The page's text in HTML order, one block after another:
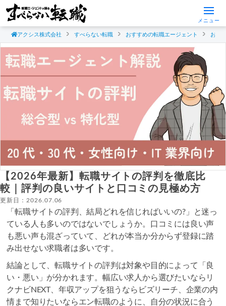
メニュー
アクシス株式会社 すべらない転職 おすすめの転職エージェント おす
【2026年最新】転職サイトの評判を徹底比
較｜評判の良いサイトと口コミの見極め方
更新日：2026.07.06
「転職サイトの評判、結局どれを信じればいいの?」と迷っ
ている人も多いのではないでしょうか。口コミには良い声
も悪い声も混ざっていて、どれが本当か分からず登録に踏
み出せない求職者は多いです。
結論として、転職サイトの評判は対象や目的によって「良
い・悪い」が分かれます。幅広い求人から選びたいならリ
クナビNEXT、年収アップを狙うならビズリーチ、企業の内
情まで知りたいならエン転職のように、自分の状況に合う